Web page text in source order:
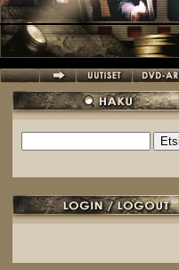
Hakulomake